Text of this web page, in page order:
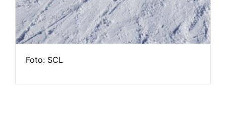
Foto: SCL